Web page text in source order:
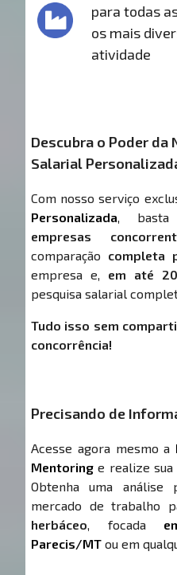
para todas
os mais
atividade
Descubra o Poder da
Salarial
Com nosso serviço
Personalizada, basta
empresas
comparação completa
empresa e, em até
pesquisa salarial
Tudo isso sem
concorrência!
Precisando de
Acesse agora mesmo a
Mentoring e realize sua
Obtenha uma análise
mercado de trabalho
herbáceo, focada
Parecis/MT ou em